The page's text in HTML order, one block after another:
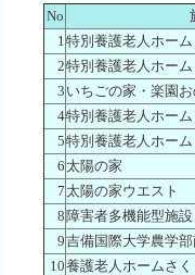
No
1特別養護老人ホー
2特別養護老人ホー
3 いちごの家・楽園
4特別養護老人ホー
5特別養護老人ホー
6太陽の家
7太陽の家ウエスト
8 障害者多機能型施
9吉備国際大学農学
10養護老人ホームさ